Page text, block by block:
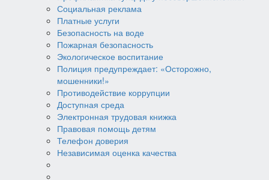
Социальная реклама
Платные услуги
Безопасность на воде
Пожарная безопасность
Экологическое воспитание
Полиция предупреждает: «Осторожно,
мошенники!»
Противодействие коррупции
Доступная среда
Электронная трудовая книжка
Правовая помощь детям
Телефон доверия
Независимая оценка качества